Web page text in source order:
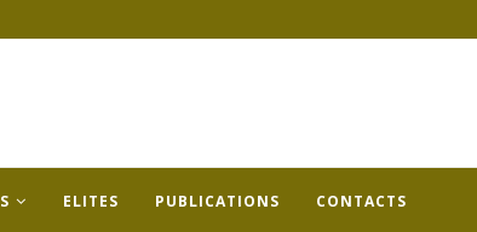
ELITES PUBLICATIONS CONTACTS